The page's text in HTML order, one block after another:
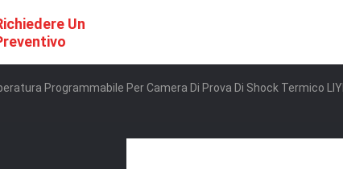
Un
Programmabile Per Camera Di Prova Di Shock Termico LIYI